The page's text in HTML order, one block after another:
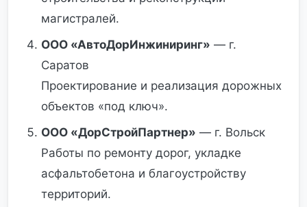
магистралей.
ООО «АвтоДорИнжиниринг» — г.
Саратов
Проектирование и реализация дорожных
объектов «под ключ».
ООО «ДорСтройПартнер» — г. Вольск
Работы по ремонту дорог, укладке
асфальтобетона и благоустройству
территорий.